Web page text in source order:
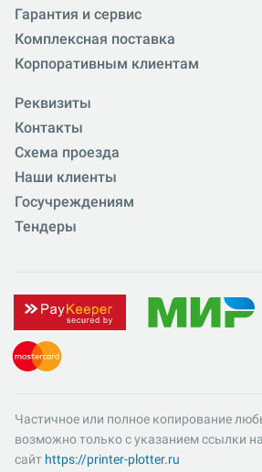
Гарантия и сервис
Комплексная поставка
Корпоративным клиентам
Реквизиты
Контакты
Схема проезда
Наши клиенты
Госучреждениям
Тендеры
Частичное или полное копирование
возможно только с указанием ссылки
сайт https://printer-plotter.ru